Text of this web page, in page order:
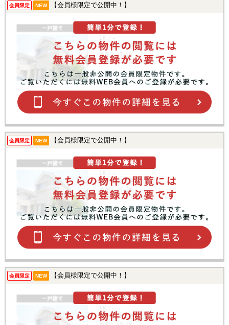
会員限定 NEW 【会員様限定で公開中！】
会員限定 NEW 【会員様限定で公開中！】
会員限定 NEW 【会員様限定で公開中！】